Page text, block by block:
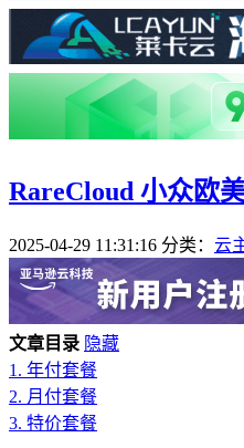
RareCloud 小众欧
2025-04-29 11:31:16 分类： 云
文章目录 隐藏
1. 年付套餐
2. 月付套餐
3. 特价套餐